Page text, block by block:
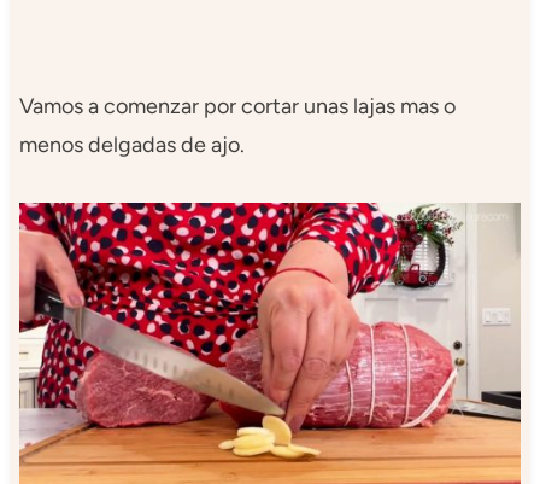
Vamos a comenzar por cortar unas lajas mas o
menos delgadas de ajo.